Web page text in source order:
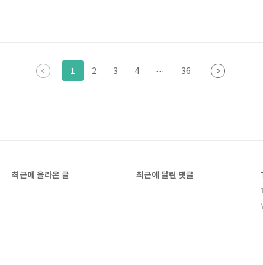
하는 팀은 우리나라에도 그렇게 많지 않았습니다.지금은 많은 팀
1 2 3 4 ··· 36
최근에 올라온 글 최근에 달린 댓글